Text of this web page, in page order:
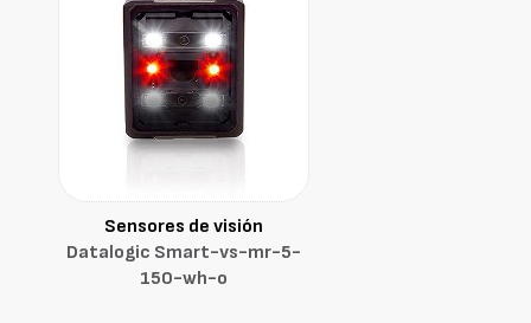
Sensores de visión
Datalogic Smart-vs-mr-5-
150-wh-o